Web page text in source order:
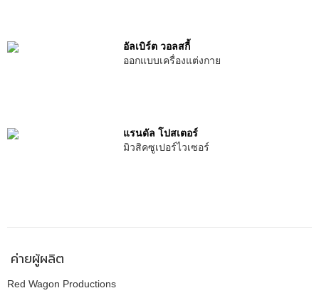
อัลเบิร์ต วอลสกี้
ออกแบบเครื่องแต่งกาย
แรนดัล โปสเตอร์
มิวสิคซูเปอร์ไวเซอร์
ค่ายผู้ผลิต
Red Wagon Productions